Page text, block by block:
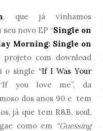
, que já vínhamos
seu novo EP “Single on
Morning: Single on
com download
o single “If I Was Your
you love me”, da
dos anos 90 e tem
já que tem R&B, soul,
como em “Guessing